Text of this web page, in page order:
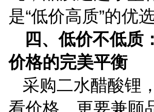
是“低价高质”的优选
四、低价不低质
价格的完美平衡
采购二水醋酸锂
看价格，更要兼顾